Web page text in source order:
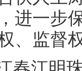
进一步
、监督